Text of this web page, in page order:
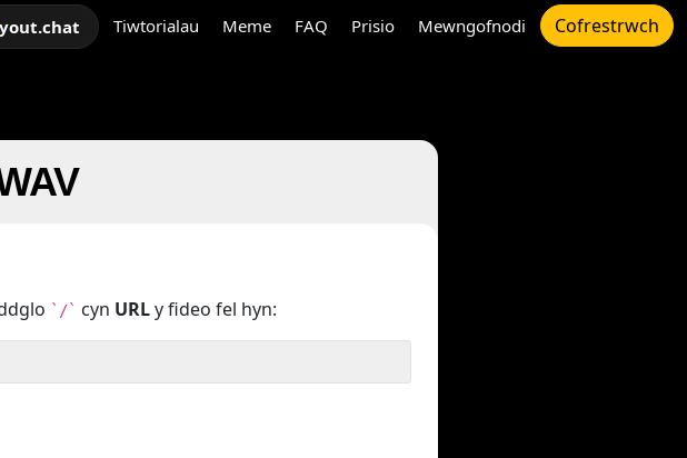
yout.chat Tiwtorialau Meme FAQ Prisio Mewngofnodi Cofrestrwch
`/` cyn URLy fideo fel hyn: